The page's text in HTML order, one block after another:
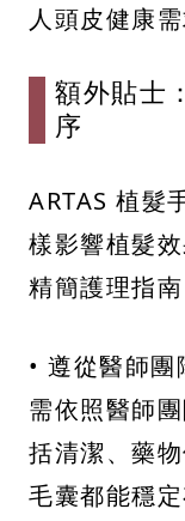
人頭皮健康
額外貼士
序
ARTAS 植髮
樣影響植髮
精簡護理指南
• 遵從醫師
需依照醫師
括清潔、藥
毛囊都能穩定